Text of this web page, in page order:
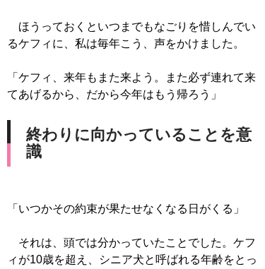
ほうっておくといつまでもなごりを惜しんでい
るケフィに、私は毎年こう、声をかけました。
「ケフィ、来年もまた来よう。また必ず連れて来
てあげるから、だから今年はもう帰ろう」
終わりに向かっていることを意
識
「いつかその約束が果たせなくなる日がくる」
それは、頭では分かっていたことでした。ケフ
ィが10歳を超え、シニア犬と呼ばれる年齢をとっ